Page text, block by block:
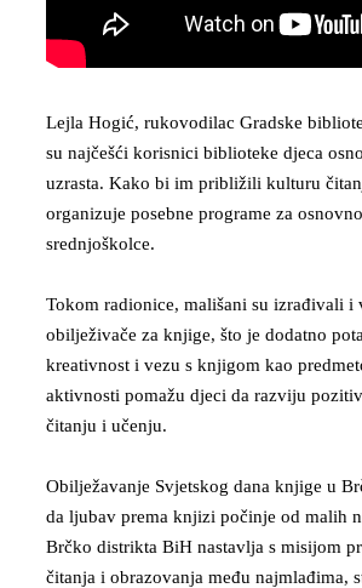
​Lejla Hogić, rukovodilac Gradske
su najčešći korisnici biblioteke djeca
uzrasta. Kako bi im približili kulturu
organizuje posebne programe za
srednjoškolce.
Tokom radionice, mališani su izrađivali i
obilježivače za knjige, što je dodatno
kreativnost i vezu s knjigom kao
aktivnosti pomažu djeci da razviju
čitanju i učenju.
Obilježavanje Svjetskog dana knjige u
da ljubav prema knjizi počinje od malih
Brčko distrikta BiH nastavlja s misijom
čitanja i obrazovanja među najmlađima,